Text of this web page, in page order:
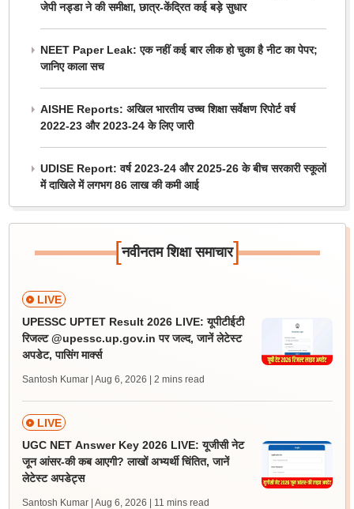
जेपी नड्डा ने की समीक्षा, छात्र-केंद्रित कई बड़े सुधार
NEET Paper Leak: एक नहीं कई बार लीक हो चुका है नीट का पेपर;
जानिए काला सच
AISHE Reports: अखिल भारतीय उच्च शिक्षा सर्वेक्षण रिपोर्ट वर्ष
2022-23 और 2023-24 के लिए जारी
UDISE Report: वर्ष 2023-24 और 2025-26 के बीच सरकारी स्कूलों
में दाखिले में लगभग 86 लाख की कमी आई
[नवीनतम शिक्षा समाचार]
LIVE
UPESSC UPTET Result 2026 LIVE: यूपीटीईटी
रिजल्ट @upessc.up.gov.in पर जल्द, जानें लेटेस्ट
अपडेट, पासिंग मार्क्स
Santosh Kumar | Aug 6, 2026 | 2 mins read
LIVE
UGC NET Answer Key 2026 LIVE: यूजीसी नेट
जून आंसर-की कब आएगी? लाखों अभ्यर्थी चिंतित, जानें
लेटेस्ट अपडेट्स
Santosh Kumar | Aug 6, 2026 | 11 mins read